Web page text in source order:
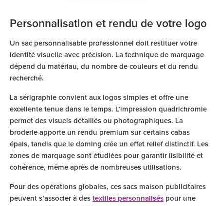
Personnalisation et rendu de votre logo
Un sac personnalisable professionnel doit restituer votre
identité visuelle avec précision. La technique de marquage
dépend du matériau, du nombre de couleurs et du rendu
recherché.
La sérigraphie convient aux logos simples et offre une
excellente tenue dans le temps. L’impression quadrichromie
permet des visuels détaillés ou photographiques. La
broderie apporte un rendu premium sur certains cabas
épais, tandis que le doming crée un effet relief distinctif. Les
zones de marquage sont étudiées pour garantir lisibilité et
cohérence, même après de nombreuses utilisations.
Pour des opérations globales, ces sacs maison publicitaires
peuvent s’associer à des textiles personnalisés pour une